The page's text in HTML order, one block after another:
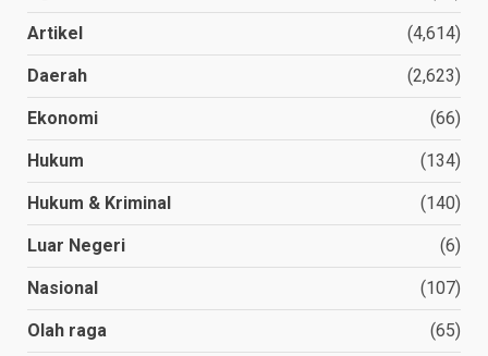
Artikel (4,614)
Daerah (2,623)
Ekonomi (66)
Hukum (134)
Hukum & Kriminal (140)
Luar Negeri (6)
Nasional (107)
Olah raga (65)